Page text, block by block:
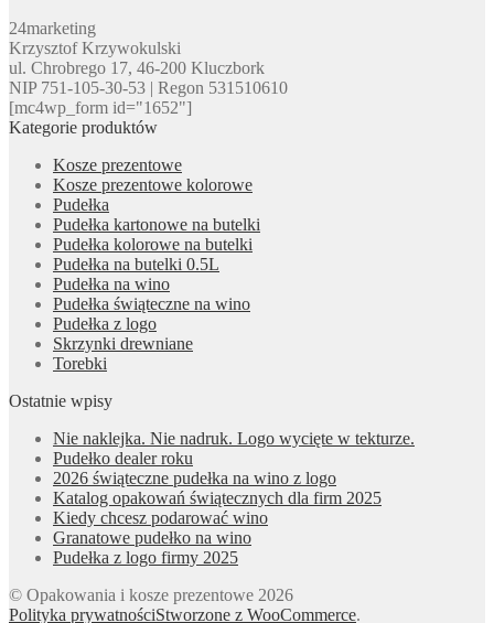
24marketing
Krzysztof Krzywokulski
ul. Chrobrego 17, 46-200 Kluczbork
NIP 751-105-30-53 | Regon 531510610
[mc4wp_form id="1652"]
Kategorie produktów
Kosze prezentowe
Kosze prezentowe kolorowe
Pudełka
Pudełka kartonowe na butelki
Pudełka kolorowe na butelki
Pudełka na butelki 0.5L
Pudełka na wino
Pudełka świąteczne na wino
Pudełka z logo
Skrzynki drewniane
Torebki
Ostatnie wpisy
Nie naklejka. Nie nadruk. Logo wycięte w tekturze.
Pudełko dealer roku
2026 świąteczne pudełka na wino z logo
Katalog opakowań świątecznych dla firm 2025
Kiedy chcesz podarować wino
Granatowe pudełko na wino
Pudełka z logo firmy 2025
© Opakowania i kosze prezentowe 2026
Polityka prywatnościStworzone z WooCommerce.